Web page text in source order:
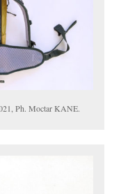
Ph. Moctar KANE.